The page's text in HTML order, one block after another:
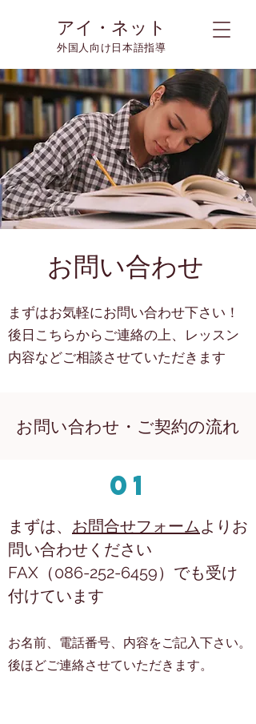
アイ・ネット
外国人向け日本語指導
お問い合わせ
まずはお気軽にお問い合わせ下さい！
​後日こちらからご連絡の上、レッスン
内容などご相談させていただきます
お問い合わせ・ご契約の流れ
01
まずは、 お問合せフォームよりお
問い合わせください
FAX（086-252-6459）でも受け
付けています
お名前、電話番号、内容をご記入下さい。
後ほどご連絡させていただきます。